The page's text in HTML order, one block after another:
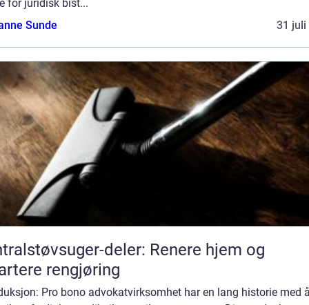
for juridisk bist...
Sunde
31 juli
deler: Renere hjem og
rengjøring
Pro bono advokatvirksomhet har en lang historie med